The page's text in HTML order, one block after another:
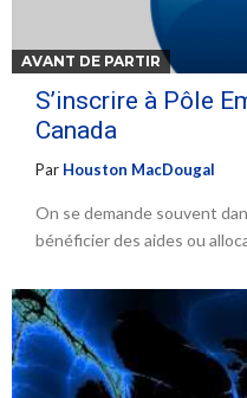
AVANT DE PARTIR
S’inscrire à Pôle
Canada
Par Houston MacDougal
On se demande souvent
bénéficier des aides ou